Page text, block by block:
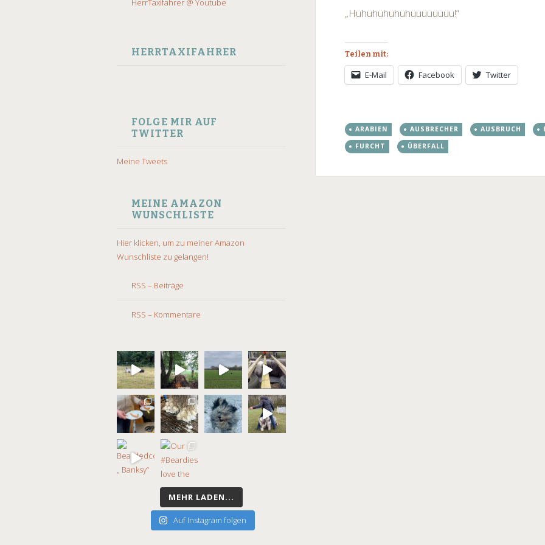
HerrTaxifahrer @ Youtube
HERRTAXIFAHRER
FOLGE MIR AUF
TWITTER
Meine Tweets
MEINE AMAZON
WUNSCHLISTE
Hier klicken, um zu meiner Amazon
Wunschliste zu gelangen!
RSS – Beiträge
RSS – Kommentare
MEHR LADEN...
Auf Instagram folgen
„Hühühühühühüüüüüüüü!“
Teilen mit:
E-Mail Facebook Twitter
ARABIEN AUSBRECHER AUSBRUCH
FURCHT
ÜBERFALL